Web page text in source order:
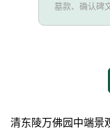
墓款、确认碑